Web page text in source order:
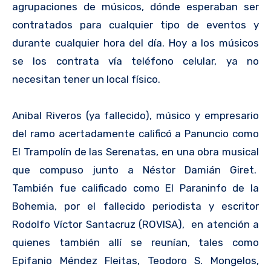
agrupaciones de músicos, dónde esperaban ser
contratados para cualquier tipo de eventos y
durante cualquier hora del día. Hoy a los músicos
se los contrata vía teléfono celular, ya no
necesitan tener un local físico.
Anibal Riveros (ya fallecido), músico y empresario
del ramo acertadamente calificó a Panuncio como
El Trampolín de las Serenatas, en una obra musical
que compuso junto a Néstor Damián Giret.
También fue calificado como El Paraninfo de la
Bohemia, por el fallecido periodista y escritor
Rodolfo Víctor Santacruz (ROVISA), en atención a
quienes también allí se reunían, tales como
Epifanio Méndez Fleitas, Teodoro S. Mongelos,